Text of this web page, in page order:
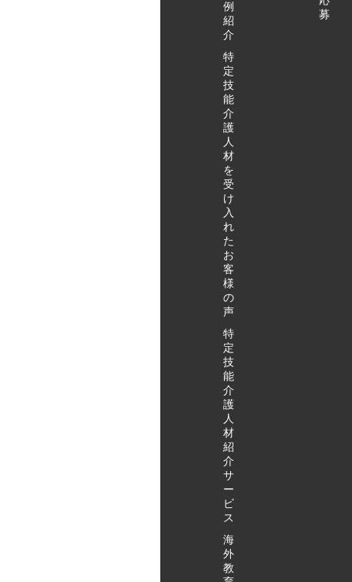
例
紹
介
特
定
技
能
介
護
人
材
を
受
け
入
れ
た
お
客
様
の
声
特
定
技
能
介
護
人
材
紹
介
サ
ー
ビ
ス
海
外
教
募